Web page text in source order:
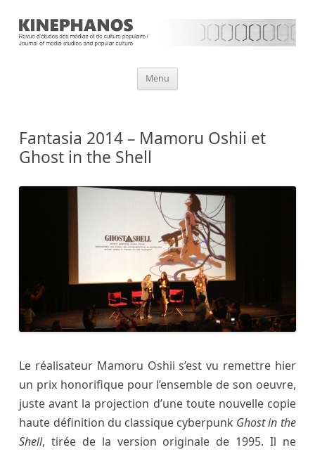
Menu
Fantasia 2014 – Mamoru Oshii et
Ghost in the Shell
Le réalisateur Mamoru Oshii s’est vu remettre hier
un prix honorifique pour l’ensemble de son oeuvre,
juste avant la projection d’une toute nouvelle copie
haute définition du classique cyberpunk Ghost in the
Shell, tirée de la version originale de 1995. Il ne